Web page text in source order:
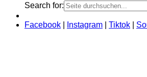
Search for:
Facebook Instagram Tiktok